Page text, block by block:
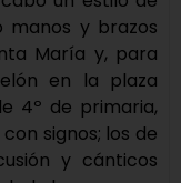
manos y brazos
María y, para
en la plaza
4º de primaria,
signos; los de
y cánticos